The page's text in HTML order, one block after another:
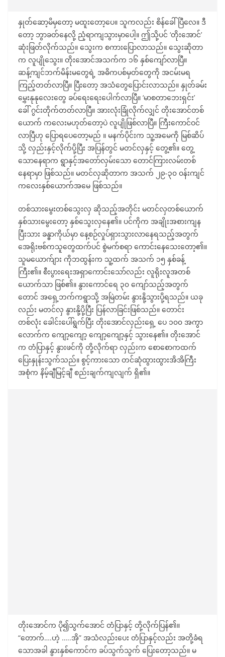
နှုတ်ဆော့မိမှတော့ မထူးတော့ပေ။ သူကလည်း စိန်ခေါ်ပြီလေ။ ဒီ
တော့ ဘွာခတ်နေလို့ ညံ့ရာကျသွားမှာပေါ့။ ဤသို့ပင် ‘တိုးအောင်’
ဆုံးဖြတ်လိုက်သည်။ သွေးက စကားပြောလာသည်။ သွေးဆိုတာ
က လူပျိုသွေး။ တိုးအောင်အသက်က ၁၆ နှစ်ကျော်လာပြီ။
ဆန့်ကျင်ဘက်မိန်းမတွေရဲ့ အဓိကပစ်မှတ်တွေကို အငမ်းမရ
ကြည့်တတ်လာပြီ။ ပြီးတော့ အသံတွေပြောင်းလာသည်။ နှုတ်ခမ်း
မွှေးနုနုလေးတွေ ခပ်ရေးရေးပေါက်လာပြီ။ ‘မာစတာဘေးရှင်း’
ခေါ် ဂွင်းတိုက်တတ်လာပြီ။ အားလုံးခြုံလိုက်လျှင် တိုးအောင်တစ်
ယောက် ကလေးမဟုတ်တော့ပဲ လူပျိုဖြစ်လာပြီ။ ကြီးကောင်ဝင်
လာပြီဟု ပြောရပေတော့မည် ။ မနက်ပိုင်းက သူ့အမေကို မြစ်ဆိပ်
သို့ လှည်းနှင့်လိုက်ပို့ပြီး အပြန်တွင် မတင်လှနှင့် တွေ့၏။ တွေ့
သောနေရာက ရွာနှင့်အတော်လှမ်းသော တောင်ကြားလမ်းတစ်
နေရာမှာ ဖြစ်သည်။ မတင်လှဆိုတာက အသက် ၂၉-၃၀ ဝန်းကျင်
ကလေးနှစ်ယောက်အမေ ဖြစ်သည်။
တစ်သားမွေးတစ်သွေးလှ ဆိုသည့်အတိုင်း မတင်လှတစ်ယောက်
နှစ်သားမွေးတော့ နှစ်သွေးလှနေ၏။ ပင်ကိုက အချိုးအစားကျန
ပြီးသား ခန္ဓာကိုယ်မှာ နေ့စဉ်လှုပ်ရှားသွားလာနေရသည့်အတွက်
အေရိုးဗစ်ကသူတွေထက်ပင် စွဲမက်စရာ ကောင်းနေသေးတော့၏။
သူမယောက်ျား ကိုဘထွန်းက သူ့ထက် အသက် ၁၅ နှစ်ခန့်
ကြီး၏။ စီးပွားရေးအရှာကောင်းသော်လည်း လူရိုးလူအတစ်
ယောက်သာ ဖြစ်၏။ နွားကောင်ရေ ၃၀ ကျော်သည့်အတွက်
တောင် အရှေ့ဘက်ကရွာသို့ အမြဲတမ်း နွားနို့သွားပို့ရသည်။ ယခု
လည်း မတင်လှ နွားနို့ပို့ပြီး ပြန်လာခြင်းဖြစ်သည်။ တောင်း
တစ်လုံး ခေါင်းပေါ်ရွက်ပြီး တိုးအောင်လှည်းရှေ့ ပေ ၁၀၀ အကွာ
လောက်က ကျော့ကျော့ ကျော့ကျော့နှင့် သွားနေ၏။ တိုးအောင်
က တံပြာနှင့် နွားဖင်ကို တို့လိုက်ရာ လှည်းက စောစောကထက်
ပြေးနှုန်းသွက်သည်။ စွင့်ကားသော တင်ဆုံထွားထွားအိအိကြီး
အစုံက နိမ့်ချီမြင့်ချီ စည်းချက်ကျလျက် ရှိ၏။
တိုးအောင်က ပို၍သွက်အောင် တံပြာနှင့် တို့လိုက်ပြန်၏။
“တောက်….ဟဲ့ …..အို” အသံလည်းပေး တံပြာနှင့်လည်း အတို့ခံရ
သောအခါ နွားနှစ်ကောင်က ခပ်သွက်သွက် ပြေးတော့သည်။ မ